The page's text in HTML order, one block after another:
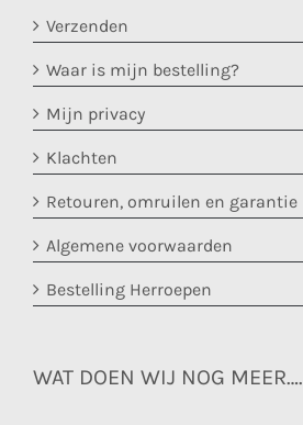
Verzenden
Waar is mijn bestelling?
Mijn privacy
Klachten
Retouren, omruilen en garantie
Algemene voorwaarden
Bestelling Herroepen
WAT DOEN WIJ NOG MEER….